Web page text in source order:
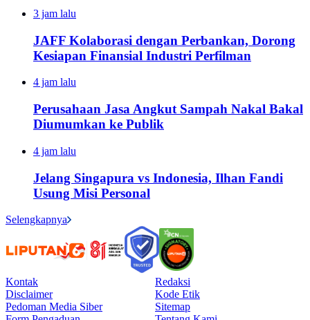
3 jam lalu
JAFF Kolaborasi dengan Perbankan, Dorong
Kesiapan Finansial Industri Perfilman
4 jam lalu
Perusahaan Jasa Angkut Sampah Nakal Bakal
Diumumkan ke Publik
4 jam lalu
Jelang Singapura vs Indonesia, Ilhan Fandi
Usung Misi Personal
Selengkapnya
Kontak
Redaksi
Disclaimer
Kode Etik
Pedoman Media Siber
Sitemap